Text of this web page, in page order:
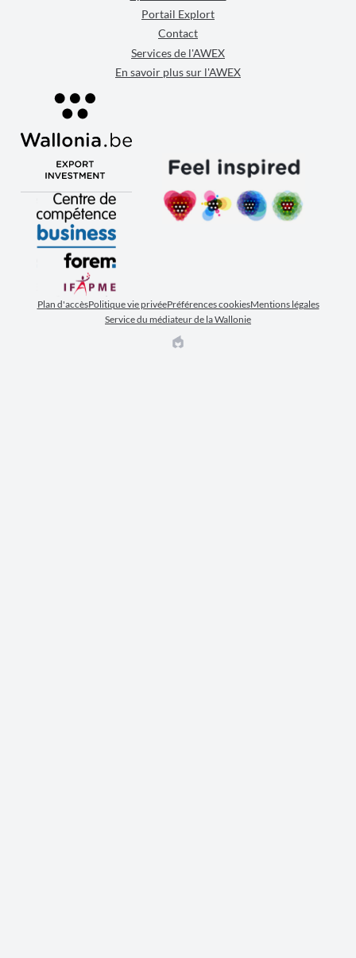
Portail Explort
Contact
Services de l'AWEX
En savoir plus sur l'AWEX
Plan d'accèsPolitique vie privéePréférences cookiesMentions légales
Service du médiateur de la Wallonie